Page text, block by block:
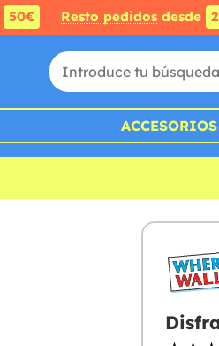
50€ Resto pedidosdesde
ACCESORIOS